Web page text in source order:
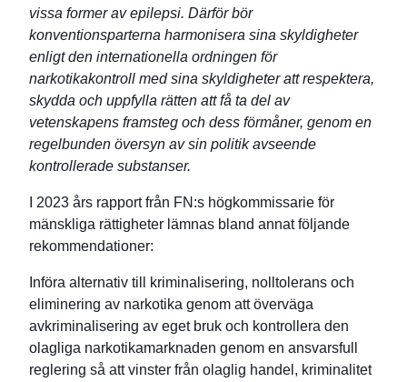
vissa former av epilepsi. Därför bör
konventionsparterna harmonisera sina skyldigheter
enligt den internationella ordningen för
narkotikakontroll med sina skyldigheter att respektera,
skydda och uppfylla rätten att få ta del av
vetenskapens framsteg och dess förmåner, genom en
regelbunden översyn av sin politik avseende
kontrollerade substanser.
I 2023 års rapport från FN:s högkommissarie för
mänskliga rättigheter lämnas bland annat följande
rekommendationer:
Införa alternativ till kriminalisering, nolltolerans och
eliminering av narkotika genom att överväga
avkriminalisering av eget bruk och kontrollera den
olagliga narkotikamarknaden genom en ansvarsfull
reglering så att vinster från olaglig handel, kriminalitet